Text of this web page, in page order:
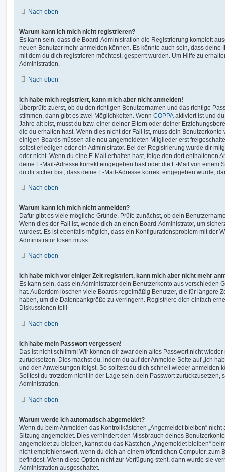
Nach oben
Warum kann ich mich nicht registrieren?
Es kann sein, dass die Board-Administration die Registrierung komplett
neuen Benutzer mehr anmelden können. Es könnte auch sein, dass deine
mit dem du dich registrieren möchtest, gesperrt wurden. Um Hilfe zu
Administration.
Nach oben
Ich habe mich registriert, kann mich aber nicht anmelden!
Überprüfe zuerst, ob du den richtigen Benutzernamen und das richtige
stimmen, dann gibt es zwei Möglichkeiten. Wenn COPPA aktiviert ist und
Jahre alt bist, musst du bzw. einer deiner Eltern oder deiner
die du erhalten hast. Wenn dies nicht der Fall ist, muss dein
einigen Boards müssen alle neu angemeldeten Mitglieder erst
selbst erledigen oder ein Administrator. Bei der Registrierung wurde dir
oder nicht. Wenn du eine E-Mail erhalten hast, folge den dort enthaltenen
deine E-Mail-Adresse korrekt eingegeben hast oder die E-Mail von einem
du dir sicher bist, dass deine E-Mail-Adresse korrekt eingegeben wurde,
Nach oben
Warum kann ich mich nicht anmelden?
Dafür gibt es viele mögliche Gründe. Prüfe zunächst, ob dein
Wenn dies der Fall ist, wende dich an einen Board-Administrator, um
wurdest. Es ist ebenfalls möglich, dass ein Konfigurationsproblem mit der
Administrator lösen muss.
Nach oben
Ich habe mich vor einiger Zeit registriert, kann mich aber nicht mehr
Es kann sein, dass ein Administrator dein Benutzerkonto aus verschieden
hat. Außerdem löschen viele Boards regelmäßig Benutzer, die für längere
haben, um die Datenbankgröße zu verringern. Registriere dich einfach
Diskussionen teil!
Nach oben
Ich habe mein Passwort vergessen!
Das ist nicht schlimm! Wir können dir zwar dein altes Passwort nicht
zurücksetzen. Dies machst du, indem du auf der Anmelde-Seite auf „Ich
und den Anweisungen folgst. So solltest du dich schnell wieder anmelden
Solltest du trotzdem nicht in der Lage sein, dein Passwort zurückzusetzen,
Administration.
Nach oben
Warum werde ich automatisch abgemeldet?
Wenn du beim Anmelden das Kontrollkästchen „Angemeldet bleiben“
Sitzung angemeldet. Dies verhindert den Missbrauch deines
angemeldet zu bleiben, kannst du das Kästchen „Angemeldet bleiben“
nicht empfehlenswert, wenn du dich an einem öffentlichen Computer, zum
befindest. Wenn diese Option nicht zur Verfügung steht, dann wurde sie
Administration ausgeschaltet.